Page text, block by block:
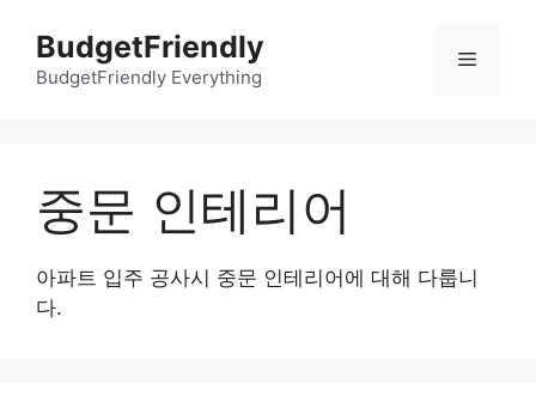
BudgetFriendly
BudgetFriendly Everything
메
중문 인테리어
아파트 입주 공사시 중문 인테리어에 대해 다룹니
다.